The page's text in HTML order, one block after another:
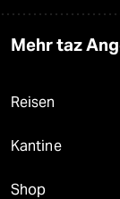
Mehr taz
Reisen
Kantine
Shop